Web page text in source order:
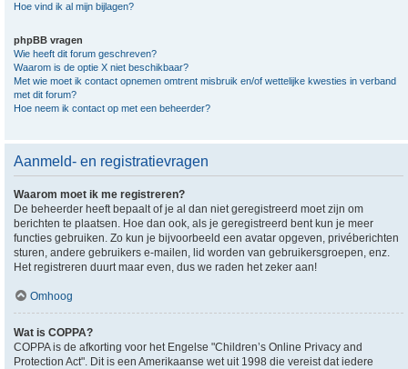
Hoe vind ik al mijn bijlagen?
phpBB vragen
Wie heeft dit forum geschreven?
Waarom is de optie X niet beschikbaar?
Met wie moet ik contact opnemen omtrent misbruik en/of wettelijke kwesties in verband
met dit forum?
Hoe neem ik contact op met een beheerder?
Aanmeld- en registratievragen
Waarom moet ik me registreren?
De beheerder heeft bepaalt of je al dan niet geregistreerd moet zijn om
berichten te plaatsen. Hoe dan ook, als je geregistreerd bent kun je meer
functies gebruiken. Zo kun je bijvoorbeeld een avatar opgeven, privéberichten
sturen, andere gebruikers e-mailen, lid worden van gebruikersgroepen, enz.
Het registreren duurt maar even, dus we raden het zeker aan!
Omhoog
Wat is COPPA?
COPPA is de afkorting voor het Engelse "Children’s Online Privacy and
Protection Act". Dit is een Amerikaanse wet uit 1998 die vereist dat iedere